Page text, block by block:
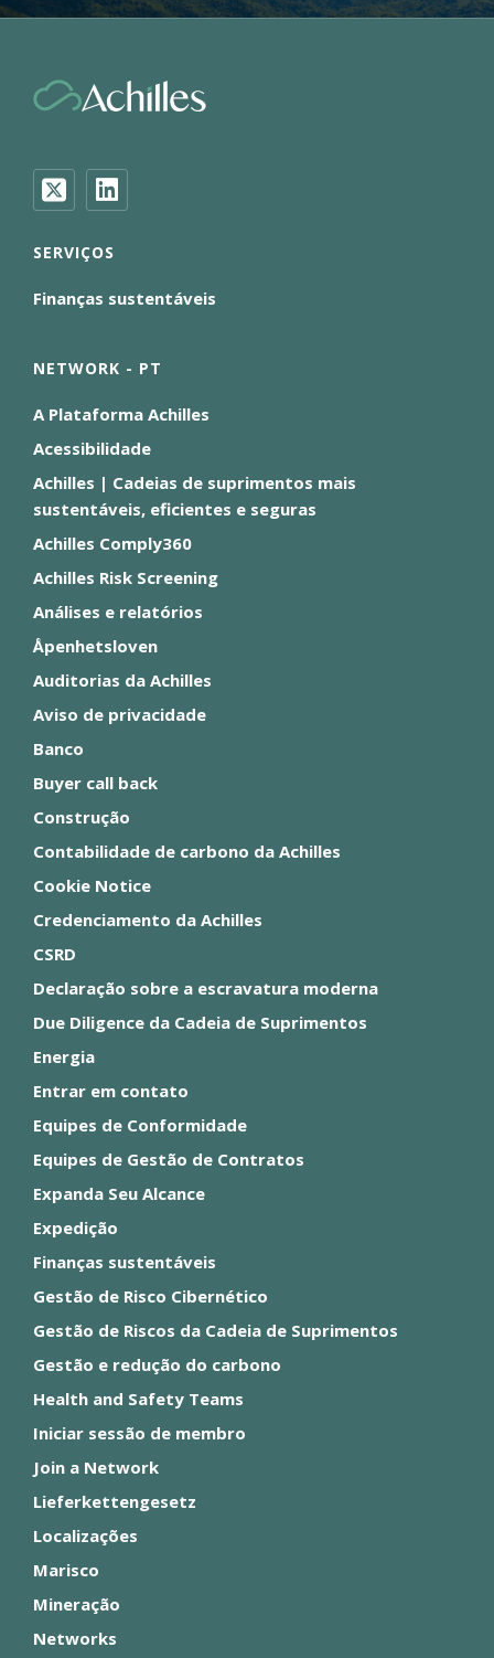
SERVIÇOS
Finanças sustentáveis
NETWORK - PT
A Plataforma Achilles
Acessibilidade
Achilles | Cadeias de suprimentos mais
sustentáveis, eficientes e seguras
Achilles Comply360
Achilles Risk Screening
Análises e relatórios
Åpenhetsloven
Auditorias da Achilles
Aviso de privacidade
Banco
Buyer call back
Construção
Contabilidade de carbono da Achilles
Cookie Notice
Credenciamento da Achilles
CSRD
Declaração sobre a escravatura moderna
Due Diligence da Cadeia de Suprimentos
Energia
Entrar em contato
Equipes de Conformidade
Equipes de Gestão de Contratos
Expanda Seu Alcance
Expedição
Finanças sustentáveis
Gestão de Risco Cibernético
Gestão de Riscos da Cadeia de Suprimentos
Gestão e redução do carbono
Health and Safety Teams
Iniciar sessão de membro
Join a Network
Lieferkettengesetz
Localizações
Marisco
Mineração
Networks